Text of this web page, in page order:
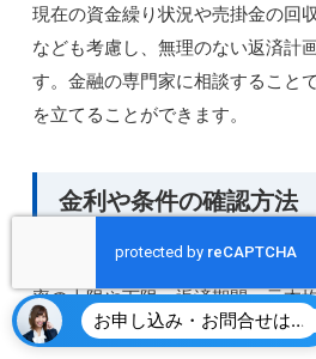
現在の資金繰り状況や売掛金の回
なども考慮し、無理のない返済計
す。金融の専門家に相談すること
を立てることができます。
金利や条件の確認方法
金利や融資条件は、契約書に詳細
率の上限や下限、返済期間、元本
かといった方式も確認しましょう
お申し込み・お問合せはこちら